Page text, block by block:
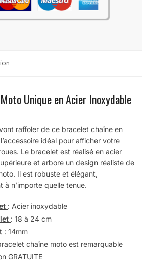
Unique en Acier Inoxydable
raffoler de ce bracelet chaîne en
idéal pour afficher votre
Le bracelet est réalisé en acier
et arbore un design réaliste de
Il est robuste et élégant,
à n’importe quelle tenue.
: Acier inoxydable
: 18 à 24 cm
: 14mm
chaîne moto est remarquable
GRATUITE